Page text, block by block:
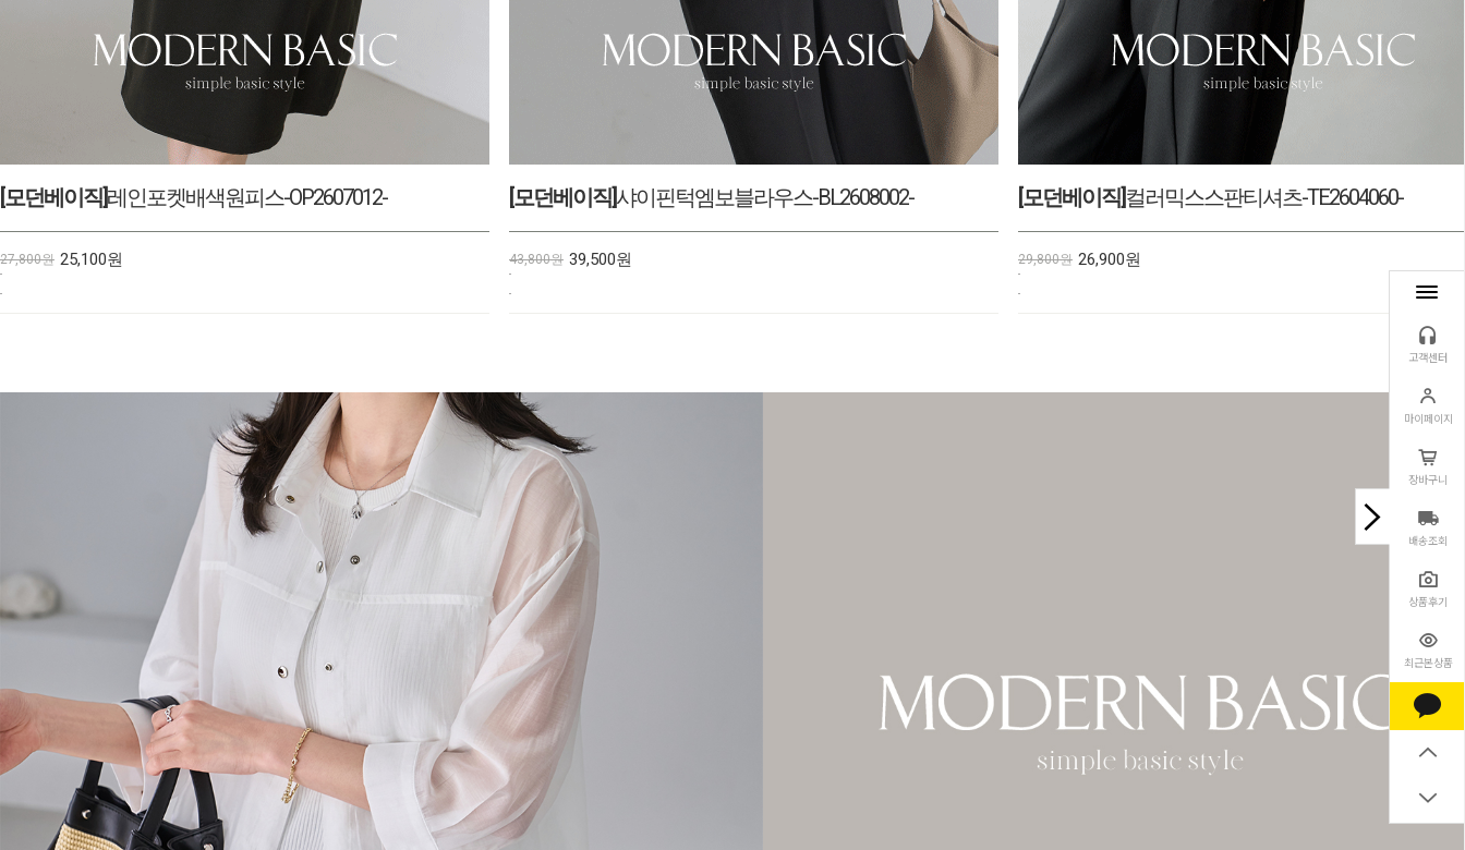
고객센터
마이페이지
장바구니
배송조회
상품후기
최근본상품
[모던베이직]샤이핀턱엠보블라우스-BL2608002-
43,800원 39,500원
[모던베이직]컬러믹스스판티셔츠-TE2604060-
29,800원 26,900원
[모던베이직]버튼와플카라니트-KN2608001-
33,800원 30,500원